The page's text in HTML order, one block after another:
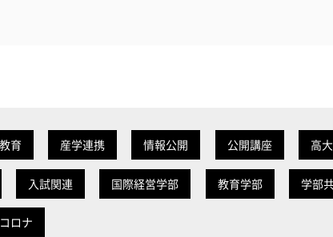
育 産学連携 情報公開 公開講座 高
入試関連 国際経営学部 教育学部 学部
コロナ